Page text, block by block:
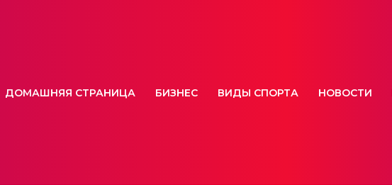
ДОМАШНЯЯ СТРАНИЦА БИЗНЕС ВИДЫ СПОРТА НОВОСТИ